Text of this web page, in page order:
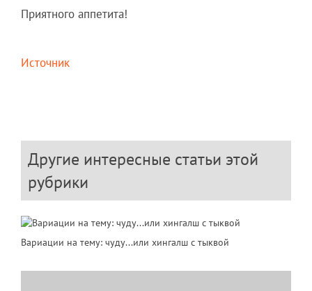
Приятного аппетита!
Источник
Другие интересные статьи этой
рубрики
Вариации на тему: чуду...или хингалш с тыквой